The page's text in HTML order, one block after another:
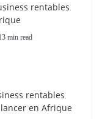
rentables
min read
rentables
en Afrique